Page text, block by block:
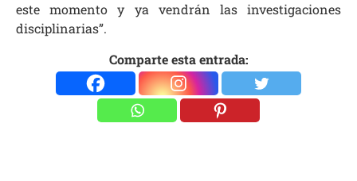
este momento y ya vendrán las investigaciones
disciplinarias”.
Comparte esta entrada: